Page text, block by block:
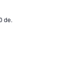
de.